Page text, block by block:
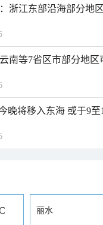
浙江东部沿海部分地
南等7省区市部分地区
晚将移入东海 或于9
丽水